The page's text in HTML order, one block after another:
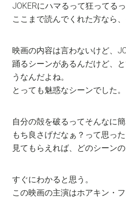
JOKERにハマるって狂ってる
ここまで読んでくれた方なら
映画の内容は言わないけど、
踊るシーンがあるんだけど、
うなんだよね。
とっても魅惑なシーンでした。
自分の殻を破るってそんなに
もち良さげだなぁ？って思った
見てもらえれば、どのシーン
すぐにわかると思う。
この映画の主演はホアキン・